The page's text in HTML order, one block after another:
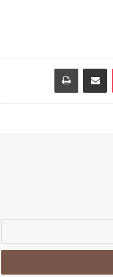
‫Pocket مشاركة عبر البريد طباعة